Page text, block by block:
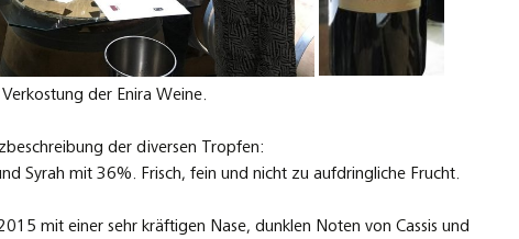
der Enira Weine.
der diversen Tropfen:
Syrah mit 36%. Frisch, fein und nicht zu aufdringliche Frucht.
mit einer sehr kräftigen Nase, dunklen Noten von Cassis und